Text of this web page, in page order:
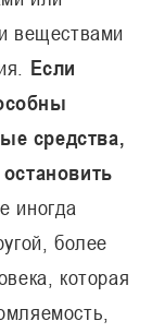
веществами
Если
средства,
иногда
более
которая